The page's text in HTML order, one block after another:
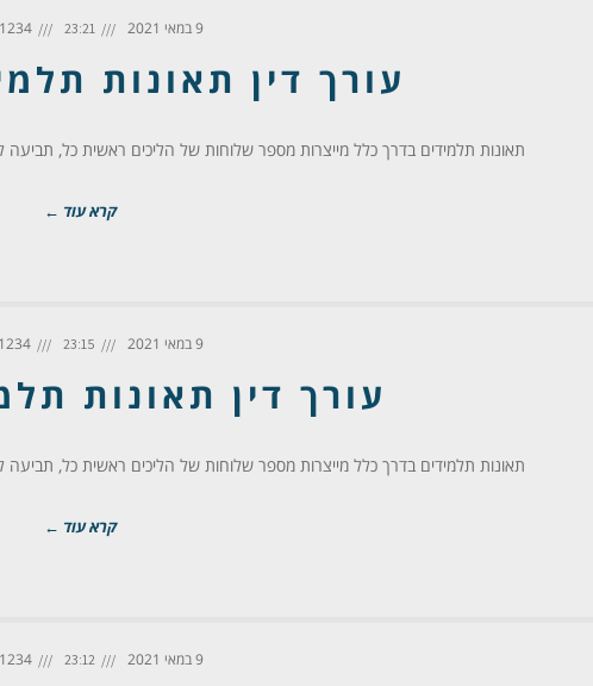
9 במאי 2021 23:21
עורך דין תאונות
תאונות תלמידים בדרך כלל מייצרות מספר שלוחות של הליכים ראשית כל, תביעה
קרא עוד ←
9 במאי 2021 23:15
עורך דין תאונות
תאונות תלמידים בדרך כלל מייצרות מספר שלוחות של הליכים ראשית כל, תביעה
קרא עוד ←
9 במאי 2021 23:12